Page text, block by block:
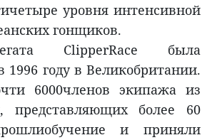
уровня интенсивной
гонщиков.
ClipperRace была
1996 году в Великобритании.
6000членов экипажа из
представляющих более 60
и приняли